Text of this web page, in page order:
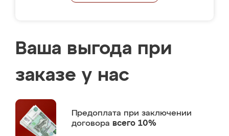
Ваша выгода при
заказе у нас
Предоплата при заключении
договора всего 10%